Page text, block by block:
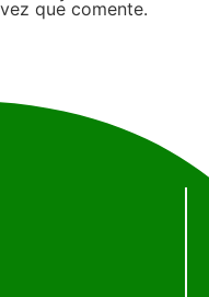
que comente.